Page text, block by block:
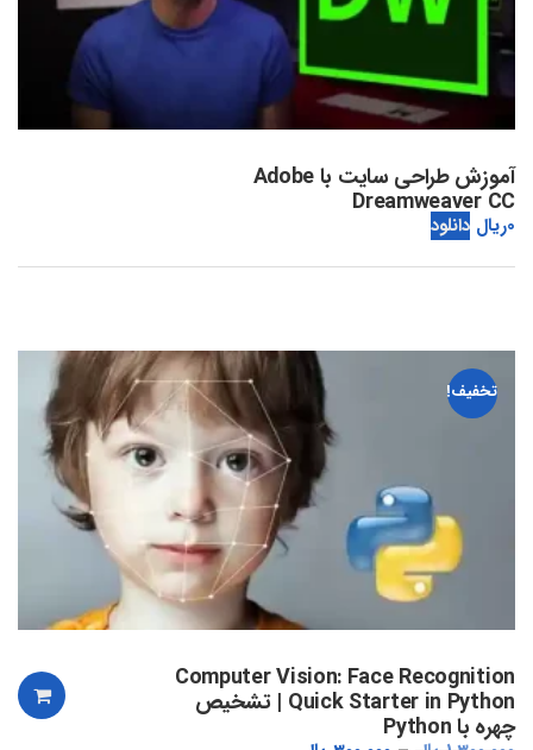
آموزش طراحی سایت با Adobe
Dreamweaver CC
0ریال دانلود
تخفیف!
Computer Vision: Face Recognition
Quick Starter in Python | تشخیص
چهره با Python